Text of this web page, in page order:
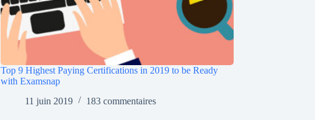
Top 9 Highest Paying Certifications in 2019 to be Ready
with Examsnap
11 juin 2019
183 commentaires